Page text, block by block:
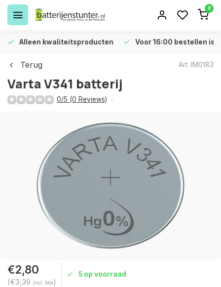
0
Alleen kwaliteitsproducten Voor 16:00 bestellen is
Terug Art: IM0183
Varta V341 batterij
0/5 (0 Reviews)
€2,80
(€3,39 Incl. btw)
5 op voorraad